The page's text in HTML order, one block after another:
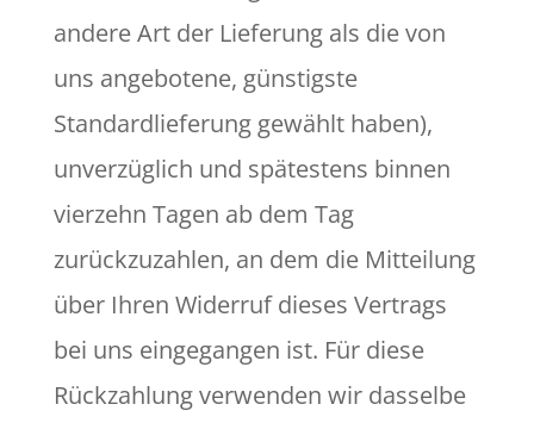
andere Art der Lieferung als die von
uns angebotene, günstigste
Standardlieferung gewählt haben),
unverzüglich und spätestens binnen
vierzehn Tagen ab dem Tag
zurückzuzahlen, an dem die Mitteilung
über Ihren Widerruf dieses Vertrags
bei uns eingegangen ist. Für diese
Rückzahlung verwenden wir dasselbe